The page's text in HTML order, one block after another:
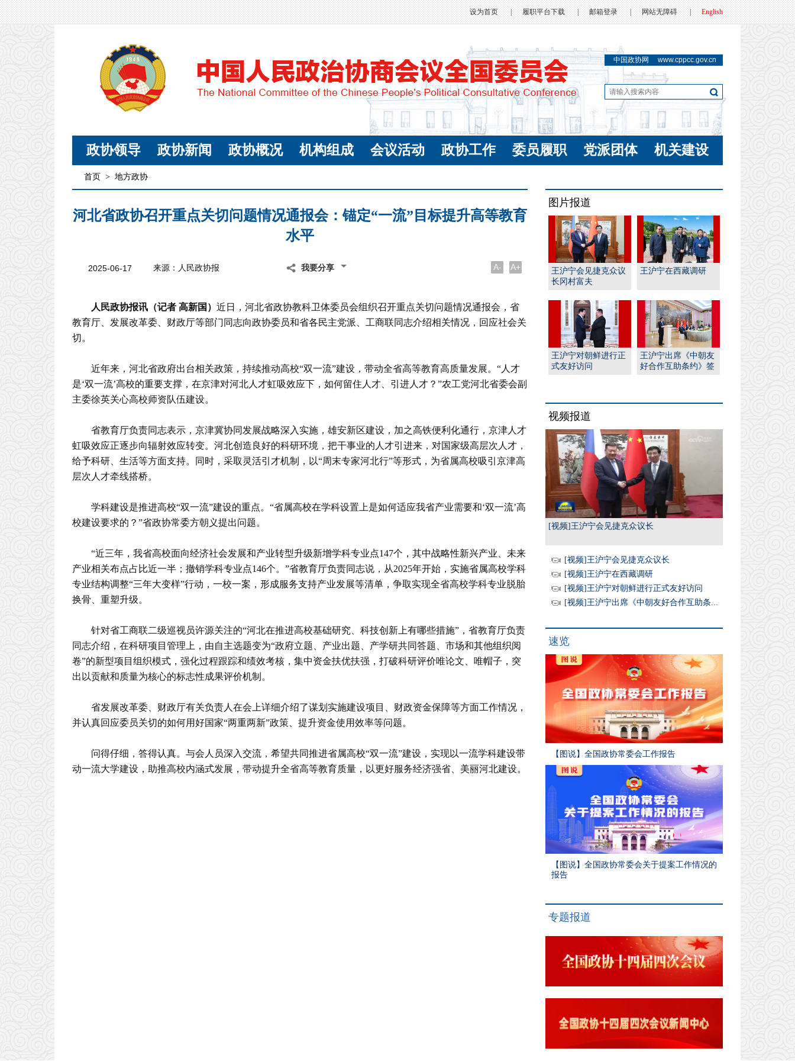
设为首页 履职平台下载 | 邮箱登录 网站无障碍 | English
中国政协网 www.cppcc.gov.cn
政协领导 政协新闻 政协概况 机构组成 会议活动 政协工作 委员履职 党派团体 机关建设
首页 > 地方政协
河北省政协召开重点关切问题情况通报会：锚定“一流”目标提升高等教育
水平
2025-06-17 来源：人民政协报 我要分享 A- A+
人民政协报讯（记者 高新国） 近日，河北省政协教科卫体委员会组织召开重点关切问题情况通报会，省
教育厅、发展改革委、财政厅等部门同志向政协委员和省各民主党派、工商联同志介绍相关情况，回应社会关
切。
近年来，河北省政府出台相关政策，持续推动高校“双一流”建设，带动全省高等教育高质量发展。“人才
是‘双一流’高校的重要支撑，在京津对河北人才虹吸效应下，如何留住人才、引进人才？”农工党河北省委会副
主委徐英关心高校师资队伍建设。
省教育厅负责同志表示，京津冀协同发展战略深入实施，雄安新区建设，加之高铁便利化通行，京津人才
虹吸效应正逐步向辐射效应转变。河北创造良好的科研环境，把干事业的人才引进来，对国家级高层次人才，
给予科研、生活等方面支持。同时，采取灵活引才机制，以“周末专家河北行”等形式，为省属高校吸引京津高
层次人才牵线搭桥。
学科建设是推进高校“双一流”建设的重点。“省属高校在学科设置上是如何适应我省产业需要和‘双一流’高
校建设要求的？”省政协常委方朝义提出问题。
“近三年，我省高校面向经济社会发展和产业转型升级新增学科专业点147个，其中战略性新兴产业、未来
产业相关布点占比近一半；撤销学科专业点146个。”省教育厅负责同志说，从2025年开始，实施省属高校学科
专业结构调整“三年大变样”行动，一校一案，形成服务支持产业发展等清单，争取实现全省高校学科专业脱胎
换骨、重塑升级。
针对省工商联二级巡视员许源关注的“河北在推进高校基础研究、科技创新上有哪些措施”，省教育厅负责
同志介绍，在科研项目管理上，由自主选题变为“政府立题、产业出题、产学研共同答题、市场和其他组织阅
卷”的新型项目组织模式，强化过程跟踪和绩效考核，集中资金扶优扶强，打破科研评价唯论文、唯帽子，突
出以贡献和质量为核心的标志性成果评价机制。
省发展改革委、财政厅有关负责人在会上详细介绍了谋划实施建设项目、财政资金保障等方面工作情况，
并认真回应委员关切的如何用好国家“两重两新”政策、提升资金使用效率等问题。
问得仔细，答得认真。与会人员深入交流，希望共同推进省属高校“双一流”建设，实现以一流学科建设带
动一流大学建设，助推高校内涵式发展，带动提升全省高等教育质量，以更好服务经济强省、美丽河北建设。
图片报道
王沪宁会见捷克众议
长冈村富夫
王沪宁在西藏调研
王沪宁对朝鲜进行正
式友好访问
王沪宁出席《中朝友
好合作互助条约》签
视频报道
[视频]王沪宁会见捷克众议长
[视频]王沪宁会见捷克众议长
[视频]王沪宁在西藏调研
[视频]王沪宁对朝鲜进行正式友好访问
[视频]王沪宁出席《中朝友好合作互助条...
速览
【图说】全国政协常委会工作报告
【图说】全国政协常委会关于提案工作情况的
报告
专题报道